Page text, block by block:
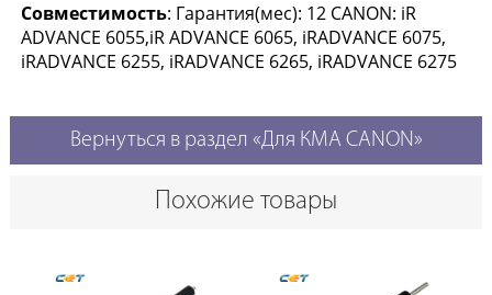
Совместимость: Гарантия(мес): 12 CANON: iR
ADVANCE 6055,iR ADVANCE 6065, iRADVANCE 6075,
iRADVANCE 6255, iRADVANCE 6265, iRADVANCE 6275
Вернуться в раздел «Для КМА CANON»
Похожие товары